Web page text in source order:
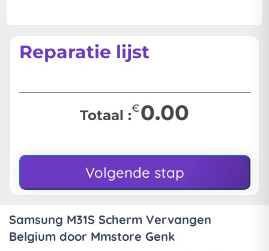
Reparatie lijst
Totaal :€0.00
Volgende stap
Samsung M31S Scherm Vervangen
Belgium door Mmstore Genk